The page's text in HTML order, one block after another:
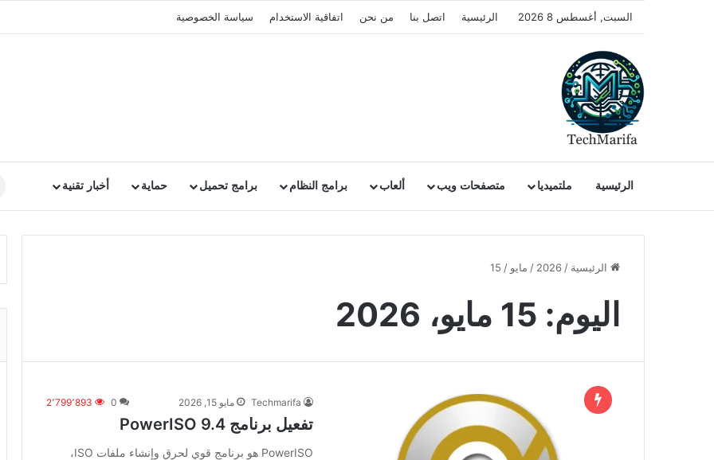
السبت, أغسطس 8 2026 الرئيسية اتصل بنا من نحن اتفاقية الاستخدام سياسة الخصوصية
الرئيسية ملتميديا متصفحات ويب ألعاب برامج النظام برامج تحميل حماية أخبار تقنية
الرئيسية /
2026
/ مايو /
15
اليوم: 15 مايو، 2026
Techmarifa مايو 15, 2026 0 2٬799٬893
تفعيل برنامج PowerISO 9.4
PowerISO هو برنامج قوي لحرق وإنشاء ملفات ISO،